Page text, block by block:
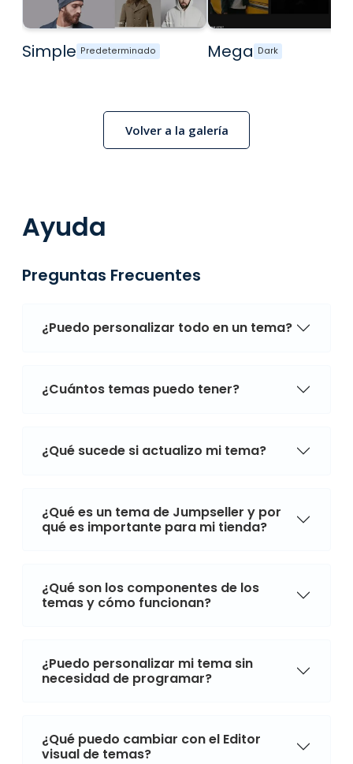
Simple Predeterminado Mega Dark
Volver a la galería
Ayuda
Preguntas Frecuentes
¿Puedo personalizar todo en un tema?
¿Cuántos temas puedo tener?
¿Qué sucede si actualizo mi tema?
¿Qué es un tema de Jumpseller y por
qué es importante para mi tienda?
¿Qué son los componentes de los
temas y cómo funcionan?
¿Puedo personalizar mi tema sin
necesidad de programar?
¿Qué puedo cambiar con el Editor
visual de temas?